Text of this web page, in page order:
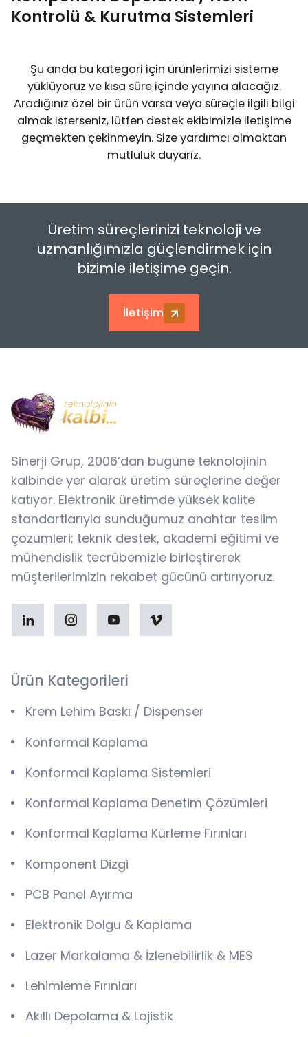
Yağmurlama - Püskürtme Test Odası
Vakumlu Kürleme Fırını
Sıcaklık ve İrtifa Test Kabini
Yüksek Hızlandırılmış Termal Şok Testi
ESD Denetim ve Hizmetler
Düzensiz (Özel Formlu) Komponent
Şekillendirme Ekipmanları
Splicing (Bant Birleştirme) Çözümleri
Termokupllar
Tel Lehim
Yapıştırıcılar (Glue) & Underfiller
Lehimleme ile İlgili Test Sistemleri
Krem Lehim Saklama
Kontrolü & Kurutma Sistemleri
Şu anda bu kategori için ürünlerimizi sisteme
yüklüyoruz ve kısa süre içinde yayına alacağız.
Aradığınız özel bir ürün varsa veya süreçle ilgili bilgi
almak isterseniz, lütfen destek ekibimizle iletişime
geçmekten çekinmeyin. Size yardımcı olmaktan
mutluluk duyarız.
Üretim süreçlerinizi teknoloji ve
uzmanlığımızla güçlendirmek için
bizimle iletişime geçin.
İletişim
Sinerji Grup, 2006’dan bugüne teknolojinin
kalbinde yer alarak üretim süreçlerine değer
katıyor. Elektronik üretimde yüksek kalite
standartlarıyla sunduğumuz anahtar teslim
çözümleri; teknik destek, akademi eğitimi ve
mühendislik tecrübemizle birleştirerek
müşterilerimizin rekabet gücünü artırıyoruz.
Ürün Kategorileri
Krem Lehim Baskı / Dispenser
Konformal Kaplama
Konformal Kaplama Sistemleri
Konformal Kaplama Denetim Çözümleri
Konformal Kaplama Kürleme Fırınları
Komponent Dizgi
PCB Panel Ayırma
Elektronik Dolgu & Kaplama
Lazer Markalama & İzlenebilirlik & MES
Lehimleme Fırınları
Akıllı Depolama & Lojistik